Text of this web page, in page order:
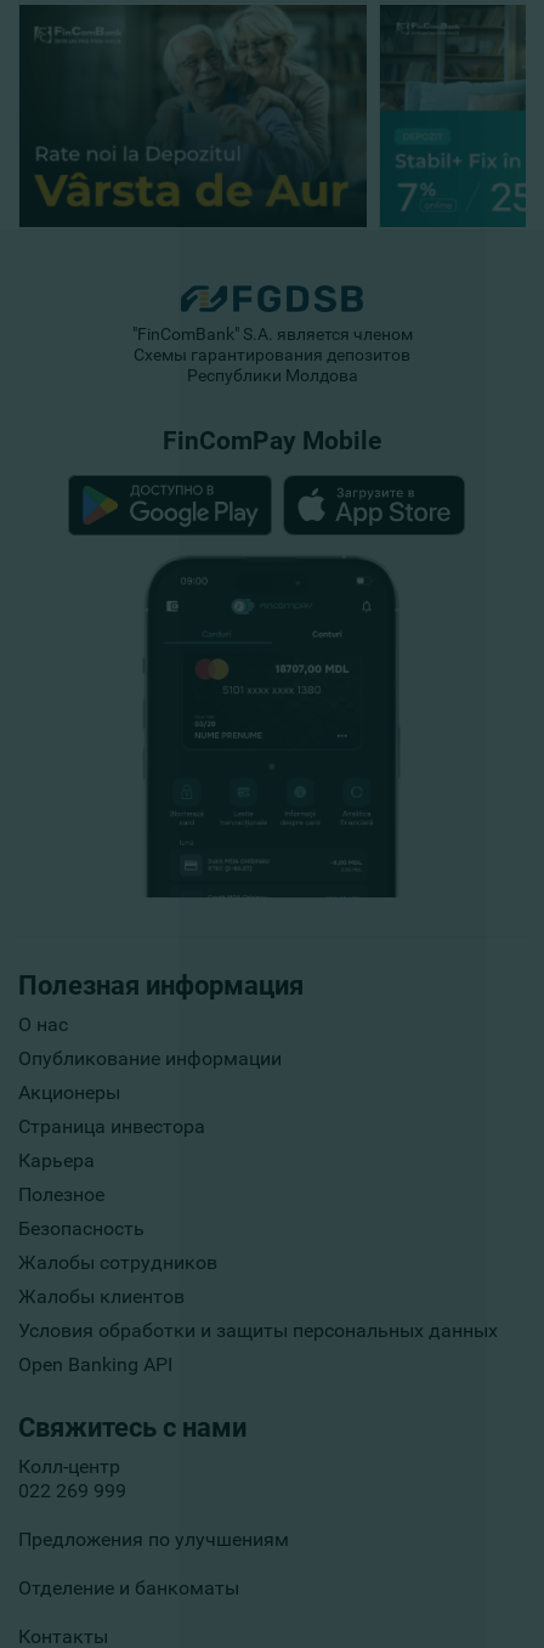
Полезная информация
О нас
Опубликование информации
Акционеры
Страница инвестора
Карьера
Полезное
Безопасность
Жалобы сотрудников
Жалобы клиентов
Условия обработки и защиты персональных данных
Open Banking API
Свяжитесь с нами
Колл-центр
022 269 999
Предложения по улучшениям
Отделение и банкоматы
Контакты
"FinComBank" S.A. является членом
Схемы гарантирования депозитов
Республики Молдова
FinComPay Mobile